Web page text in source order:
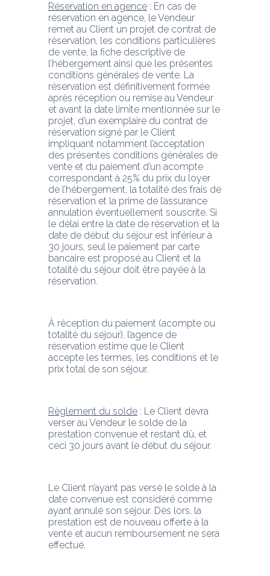
Réservation en agence : En cas de
réservation en agence, le Vendeur
remet au Client un projet de contrat de
réservation, les conditions particulières
de vente, la fiche descriptive de
l’hébergement ainsi que les présentes
conditions générales de vente. La
réservation est définitivement formée
après réception ou remise au Vendeur
et avant la date limite mentionnée sur le
projet, d’un exemplaire du contrat de
réservation signé par le Client
impliquant notamment l’acceptation
des présentes conditions générales de
vente et du paiement d’un acompte
correspondant à 25% du prix du loyer
de l’hébergement, la totalité des frais de
réservation et la prime de l’assurance
annulation éventuellement souscrite. Si
le délai entre la date de réservation et la
date de début du séjour est inférieur à
30 jours, seul le paiement par carte
bancaire est proposé au Client et la
totalité du séjour doit être payée à la
réservation.
À réception du paiement (acompte ou
totalité du séjour), l’agence de
réservation estime que le Client
accepte les termes, les conditions et le
prix total de son séjour.
Règlement du solde : Le Client devra
verser au Vendeur le solde de la
prestation convenue et restant dû, et
ceci 30 jours avant le début du séjour.
Le Client n’ayant pas versé le solde à la
date convenue est considéré comme
ayant annulé son séjour. Dès lors, la
prestation est de nouveau offerte à la
vente et aucun remboursement ne sera
effectué.